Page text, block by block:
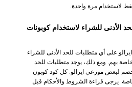
لاستخدام مرة واحدة.
الأدنى للشراء لاستخدام كوبونات
ايرالو على أي متطلبات للحد الأدنى للشراء
بهم. ومع ذلك، يوجد متطلبات للحد
لبعض موزعي ايرالو. كل كود كوبون
يرجى قراءة الشروط والأحكام قبل